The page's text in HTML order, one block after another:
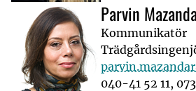
Parvin
Kommunikatör
040-41 52 11,